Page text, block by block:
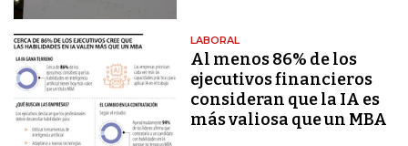
LABORAL
Al menos 86% de los
ejecutivos financieros
consideran que la IA es
más valiosa que un MBA